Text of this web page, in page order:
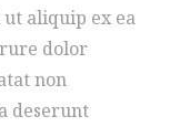
aliquip ex ea
dolor
non
deserunt